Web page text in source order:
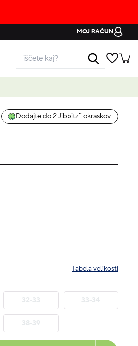
MOJ RAČUN
Dodajte do 2 Jibbitz™ okraskov
Tabela velikosti
32-33 33-34
38-39